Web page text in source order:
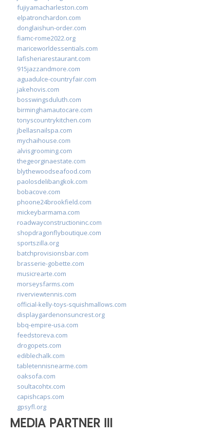
fujiyamacharleston.com
elpatronchardon.com
donglaishun-order.com
fiamc-rome2022.org
mariceworldessentials.com
lafisheriarestaurant.com
915jazzandmore.com
aguadulce-countryfair.com
jakehovis.com
bosswingsduluth.com
birminghamautocare.com
tonyscountrykitchen.com
jbellasnailspa.com
mychaihouse.com
alvisgrooming.com
thegeorginaestate.com
blythewoodseafood.com
paolosdelibangkok.com
bobacove.com
phoone24brookfield.com
mickeybarmama.com
roadwayconstructioninc.com
shopdragonflyboutique.com
sportszilla.org
batchprovisionsbar.com
brasserie-gobette.com
musicrearte.com
morseysfarms.com
riverviewtennis.com
official-kelly-toys-squishmallows.com
displaygardenonsuncrest.org
bbq-empire-usa.com
feedstoreva.com
drogopets.com
ediblechalk.com
tabletennisnearme.com
oaksofa.com
soultacohtx.com
capishcaps.com
gpsyfl.org
MEDIA PARTNER III